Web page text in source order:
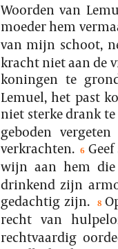
Woorden van
moeder hem
van mijn schoot,
kracht niet aan de
koningen te
Lemuel, het past
niet sterke drank te
geboden
verkrachten. 6
wijn aan hem
drinkend zijn
gedachtig zijn.
8
recht van
rechtvaardig